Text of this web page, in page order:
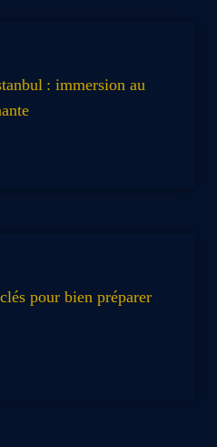
: immersion au
pour bien préparer